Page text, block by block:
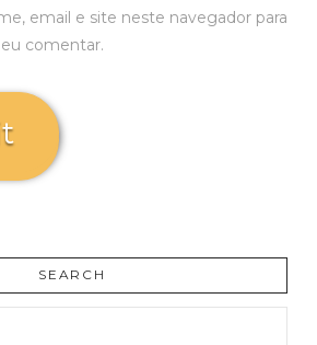
email e site neste navegador para
comentar.
SEARCH